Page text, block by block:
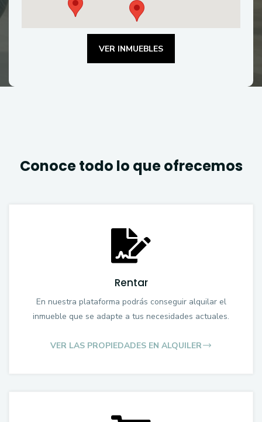
VER INMUEBLES
Conoce todo lo que ofrecemos
Rentar
En nuestra plataforma podrás conseguir alquilar el
inmueble que se adapte a tus necesidades actuales.
VER LAS PROPIEDADES EN ALQUILER